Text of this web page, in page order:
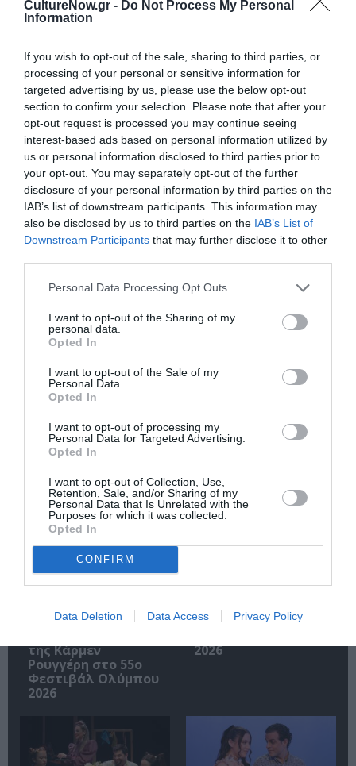
CultureNow.gr - Do Not Process My Personal
Information
If you wish to opt-out of the sale, sharing to third parties, or
processing of your personal or sensitive information for
targeted advertising by us, please use the below opt-out
section to confirm your selection. Please note that after your
opt-out request is processed you may continue seeing
interest-based ads based on personal information utilized by
us or personal information disclosed to third parties prior to
your opt-out. You may separately opt-out of the further
disclosure of your personal information by third parties on the
IAB’s list of downstream participants. This information may
also be disclosed by us to third parties on the IAB’s List of
Downstream Participants that may further disclose it to other
Personal Data Processing Opt Outs
I want to opt-out of the Sharing of my
personal data.
Opted In
I want to opt-out of the Sale of my
Personal Data.
Opted In
I want to opt-out of processing my
Personal Data for Targeted Advertising.
Opted In
I want to opt-out of Collection, Use,
Retention, Sale, and/or Sharing of my
Personal Data that Is Unrelated with the
Purposes for which it was collected.
Opted In
CONFIRM
Data Deletion Data Access Privacy Policy
Ακολουθήστε το Culturenow.gr στο
Δείτε όλα τατελευταία νέαγια την Τέχνη και τον
Πολιτισμό στοCulturenow.gr
Νέοι Διαγωνισμοί❯
Tags
ΕΚΔΟΣΕΙΣ ΜΕΤΑΙΧΜΙΟ ΠΑΙΔΙΚΟ ΒΙΒΛΙΟ
την Τέχνη και τον Πολιτισμό!
Σχετικά Άρθρα
Πολυάννα Το
της Κάρμεν
Ρουγγέρη στο 55ο
Φεστιβάλ Ολύμπου
2026
ΚΠΙΣΝ: Park your
2026